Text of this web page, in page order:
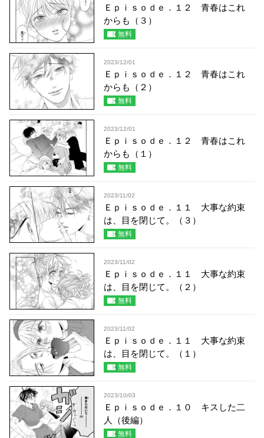
Ｅｐｉｓｏｄｅ．１２ 青春はこれ
からも（３）
無料
2023/12/01
Ｅｐｉｓｏｄｅ．１２ 青春はこれ
からも（２）
無料
2023/12/01
Ｅｐｉｓｏｄｅ．１２ 青春はこれ
からも（１）
無料
2023/11/02
Ｅｐｉｓｏｄｅ．１１ 大事な約束
は、目を閉じて。（３）
無料
2023/11/02
Ｅｐｉｓｏｄｅ．１１ 大事な約束
は、目を閉じて。（２）
無料
2023/11/02
Ｅｐｉｓｏｄｅ．１１ 大事な約束
は、目を閉じて。（１）
無料
2023/10/03
Ｅｐｉｓｏｄｅ．１０ キスした二
人（後編）
無料